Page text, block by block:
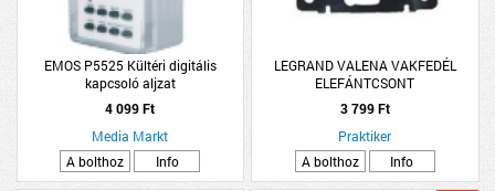
EMOS P5525 Kültéri digitális
kapcsoló aljzat
4 099 Ft
Media Markt
A bolthoz
Info
LEGRAND VALENA VAKFEDÉL
ELEFÁNTCSONT
3 799 Ft
Praktiker
A bolthoz
Info